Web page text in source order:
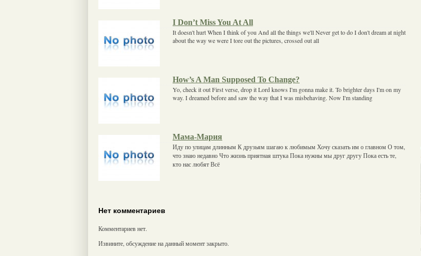
I Don’t Miss You At All
It doesn't hurt When I think of you And all the things we'll Never get to do I don't dream at night
about the way we were I tore out the pictures, crossed out all
How’s A Man Supposed To Change?
Yo, check it out First verse, drop it Lord knows I'm gonna make it. To brighter days I'm on my
way. I dreamed before and saw the way that I was misbehaving. Now I'm standing
Мама-Мария
Иду по улицам длинным К друзьям шагаю к любимым Хочу сказать им о главном О том,
что знаю недавно Что жизнь приятная штука Пока нужны мы друг другу Пока есть те,
кто нас любят Всё
Нет комментариев
Комментариев нет.
Извините, обсуждение на данный момент закрыто.